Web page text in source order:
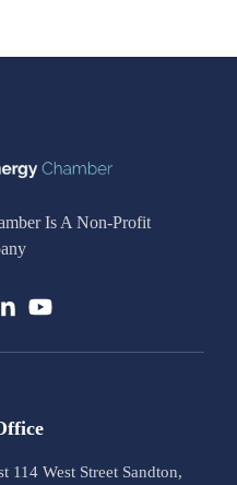
Is A Non-Profit
114 West Street Sandton,